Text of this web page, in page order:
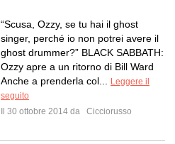
“Scusa, Ozzy, se tu hai il ghost
singer, perché io non potrei avere il
ghost drummer?” BLACK SABBATH:
Ozzy apre a un ritorno di Bill Ward
Anche a prenderla col...
Leggere il
seguito
Il 30 ottobre 2014 da
Cicciorusso